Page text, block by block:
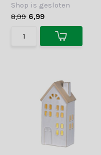
Shop is gesloten
8,99 6,99